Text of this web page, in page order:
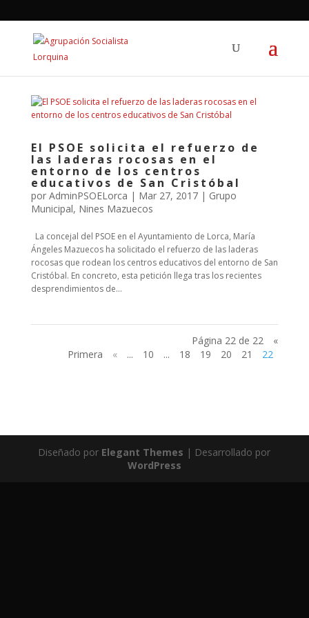
El PSOE solicita el refuerzo de
las laderas rocosas en el
entorno de los centros
educativos de San Cristóbal
por AdminPSOELorca | Mar 27, 2017| Grupo
Municipal, Nines Mazuecos
La concejal del PSOE en el Ayuntamiento de Lorca, María
Ángeles Mazuecos ha solicitado el refuerzo de las laderas
rocosas que rodean los centros educativos del entorno de San
Cristóbal. En concreto, esta petición llega tras los recientes
desprendimientos de...
Página 22 de 22
«
Primera
« ... 10 ... 18 19 20 21 22
Diseñado por Elegant Themes | Desarrollado por
WordPress